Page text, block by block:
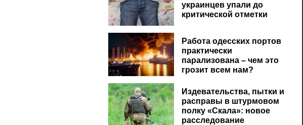
украинцев упали до
критической отметки
Работа одесских портов
практически
парализована – чем это
грозит всем нам?
Издевательства, пытки и
расправы в штурмовом
полку «Скала»: новое
расследование